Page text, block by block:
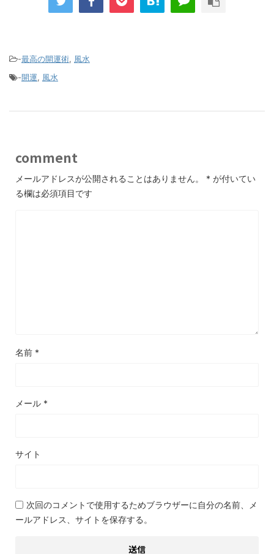
-最高の開運術, 風水
-開運, 風水
comment
メールアドレスが公開されることはありません。 * が付いてい
る欄は必須項目です
名前 *
メール *
サイト
次回のコメントで使用するためブラウザーに自分の名前、メ
ールアドレス、サイトを保存する。